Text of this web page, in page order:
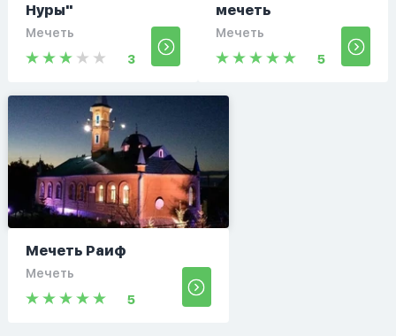
Нуры"
Мечеть
3
мечеть
Мечеть
5
Мечеть Раиф
Мечеть
5